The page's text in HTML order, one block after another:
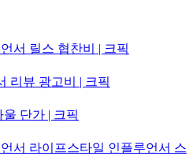
서 릴스 협찬비 | 크픽
리뷰 광고비 | 크픽
단가 | 크픽
서 라이프스타일 인플루언서 스